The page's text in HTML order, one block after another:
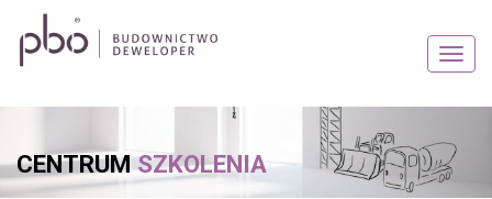
CENTRUMSZKOLENIA